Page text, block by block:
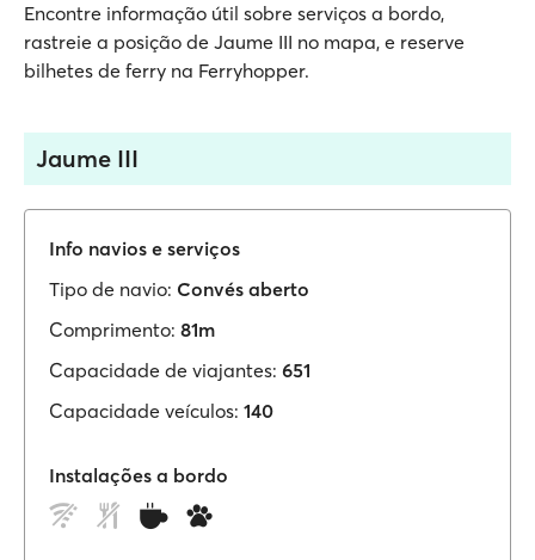
Encontre informação útil sobre serviços a bordo,
rastreie a posição de Jaume III no mapa, e reserve
bilhetes de ferry na Ferryhopper.
Jaume III
Info navios e serviços
Tipo de navio: Convés aberto
Comprimento: 81m
Capacidade de viajantes: 651
Capacidade veículos: 140
Instalações a bordo